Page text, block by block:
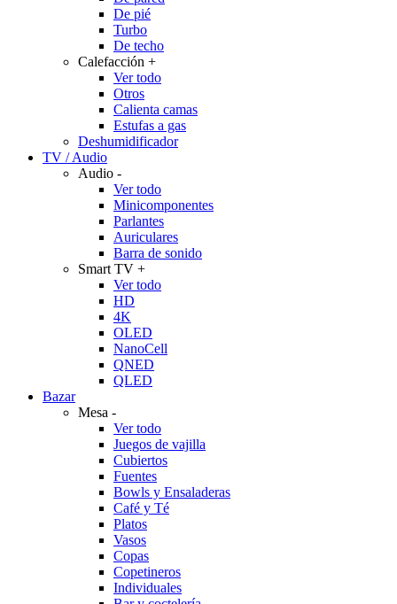
De pié
Turbo
De techo
Calefacción +
Ver todo
Otros
Calienta camas
Estufas a gas
Deshumidificador
TV / Audio
Audio -
Ver todo
Minicomponentes
Parlantes
Auriculares
Barra de sonido
Smart TV +
Ver todo
HD
4K
OLED
NanoCell
QNED
QLED
Bazar
Mesa -
Ver todo
Juegos de vajilla
Cubiertos
Fuentes
Bowls y Ensaladeras
Café y Té
Platos
Vasos
Copas
Copetineros
Individuales